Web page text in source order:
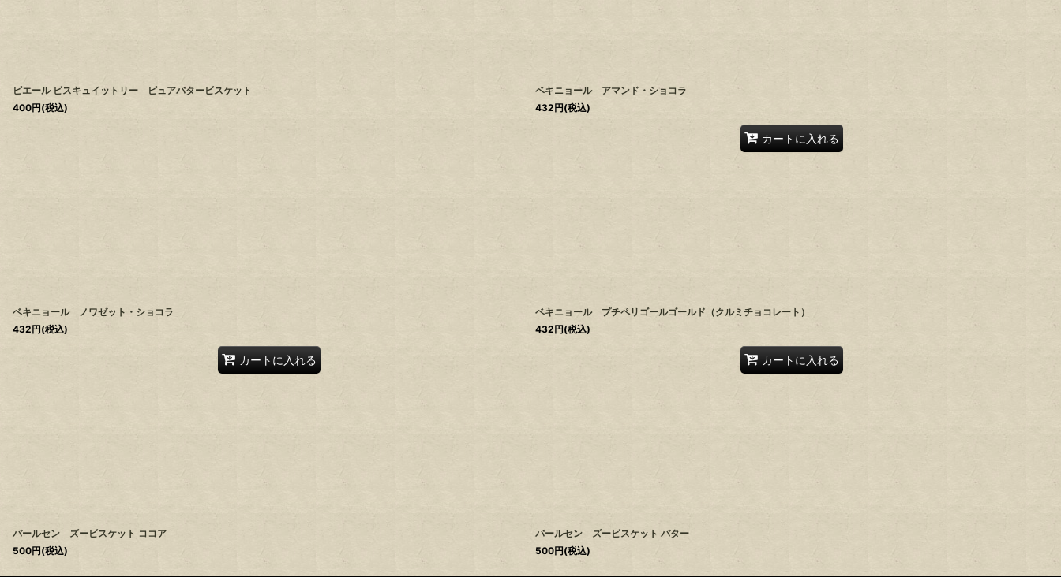
ピエール ビスキュイットリー ピュアバタービスケット
400円(税込)
ベキニョール アマンド・ショコラ
432円(税込)
カートに入れる
ベキニョール ノワゼット・ショコラ
432円(税込)
カートに入れる
ベキニョール プチペリゴールゴールド（クルミチョコレート）
432円(税込)
カートに入れる
バールセン ズービスケット ココア
500円(税込)
バールセン ズービスケット バター
500円(税込)